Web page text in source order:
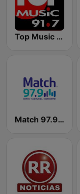
Top Music 91.7
Match 97.9 FM Queretaro